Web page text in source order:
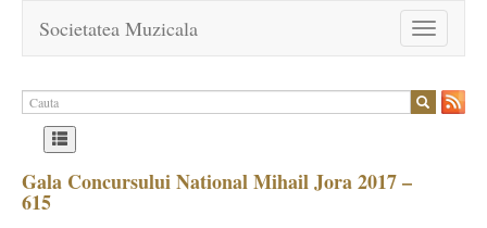
Toggle
navigation
Societatea Muzicala
Gala Concursului National Mihail Jora 2017 –
615